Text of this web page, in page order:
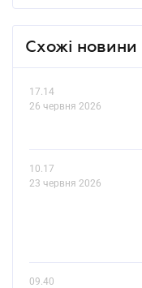
Схожі новини
17.14
26 червня 2026
10.17
23 червня 2026
09.40